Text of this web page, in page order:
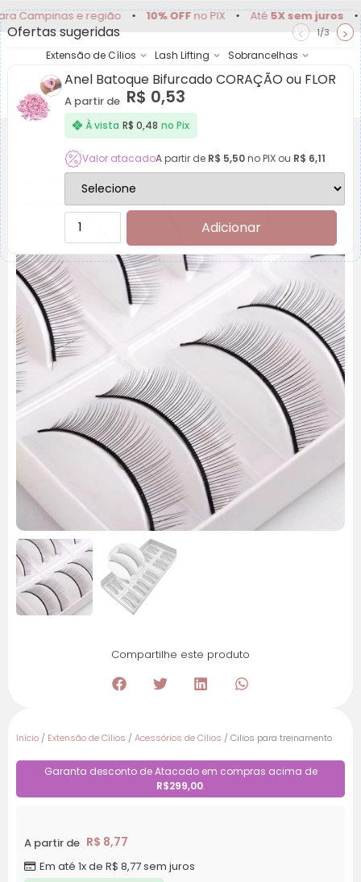
e região • 10% OFFno PIX • Até5X sem juros •
Extensão de Cílios Lash Lifting Sobrancelhas
Achadinhos Minha
Cilios para treinamento
Compartilhe este produto
Início / Extensão de Cílios / Acessórios de Cílios / Cilios para treinamento
Garanta desconto de Atacado em compras acima de
R$299,00.
A partir de R$ 8,77
Em até 1x de R$ 8,77sem juros
Ofertas sugeridas < 1/3 >
Anel Batoque Bifurcado CORAÇÃO ou FLOR
A partir de R$ 0,53
À vista R$ 0,48 no Pix
Valor atacadoA partir de R$ 5,50no PIX ou R$ 6,11
Adicionar